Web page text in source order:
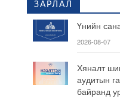
ЗАРЛАЛ
Үнийн
2026-08-07
Хяналт
аудитын
байранд